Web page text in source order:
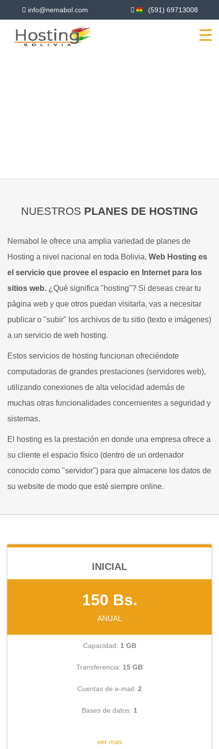
info@nemabol.com (591) 69713008
NUESTROS PLANES DE HOSTING
Nemabol le ofrece una amplia variedad de planes de
Hosting a nivel nacional en toda Bolivia, Web Hosting es
el servicio que provee el espacio en Internet para los
sitios web. ¿Qué significa "hosting"? Si deseas crear tu
página web y que otros puedan visitarla, vas a necesitar
publicar o "subir" los archivos de tu sitio (texto e imágenes)
a un servicio de web hosting.
Estos servicios de hosting funcionan ofreciéndote
computadoras de grandes prestaciones (servidores web),
utilizando conexiones de alta velocidad además de
muchas otras funcionalidades concernientes a seguridad y
sistemas.
El hosting es la prestación en donde una empresa ofrece a
su cliente el espacio físico (dentro de un ordenador
conocido como "servidor") para que almacene los datos de
su website de modo que esté siempre online.
INICIAL
150 Bs.
ANUAL
Capacidad: 1 GB
Transferencia: 15 GB
Cuentas de e-mail: 2
Bases de datos: 1
ver mas